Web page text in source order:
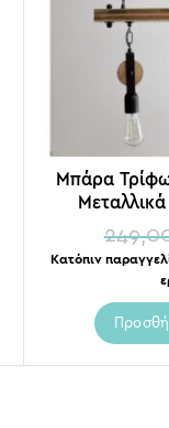
Μπάρα
Κατόπιν